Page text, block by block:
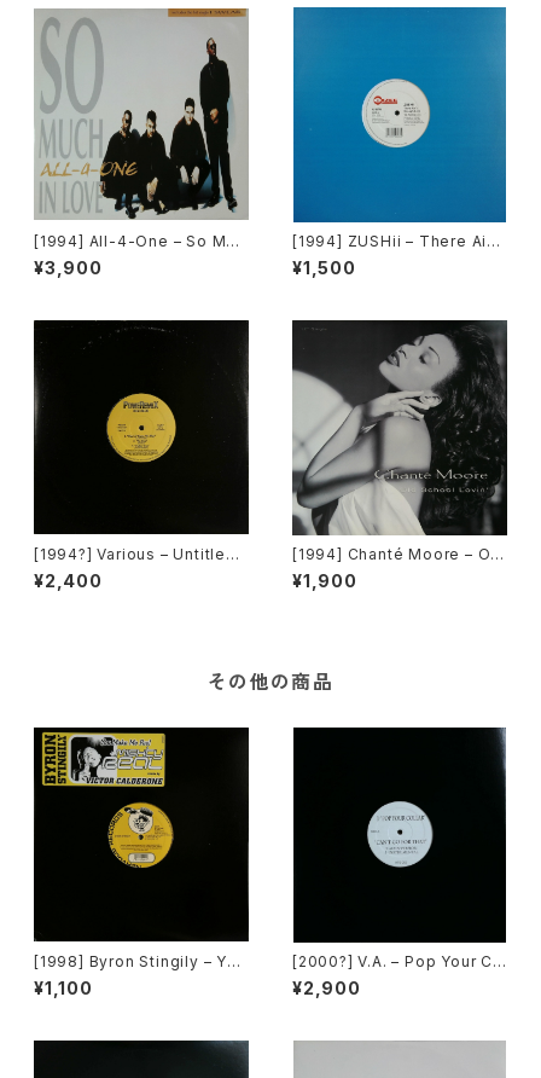
[1994] All-4-One – So Muc
h In Love [Atlantic]
¥3,900
[1994] ZUSHii – There Ain't
Enough Love ('94 Remix) /
Surprise Surprise [E-Zee]
¥1,500
[1994?] Various – Untitled
(PM-669)[PoweRemix Rec
ords]
¥2,400
[1994] Chanté Moore – Old
School Lovin' [MCA Recor
ds]
¥1,900
その他の商品
[1998] Byron Stingily – You
Make Me Feel (Mighty Rea
l) [Nervous Records]
¥1,100
[2000?] V.A. – Pop Your Co
llar / Can't Go For That [No
t On Label][PROMO]
¥2,900